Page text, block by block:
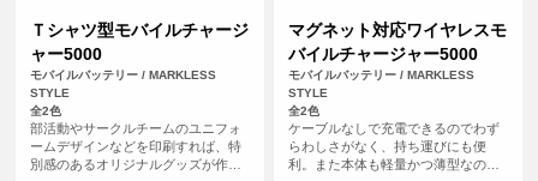
Ｔシャツ型モバイルチャージ
ャー5000
モバイルバッテリー / MARKLESS
STYLE
全2色
部活動やサークルチームのユニフォ
ームデザインなどを印刷すれば、特
別感のあるオリジナルグッズが作れ
マグネット対応ワイヤレスモ
バイルチャージャー5000
モバイルバッテリー / MARKLESS
STYLE
全2色
ケーブルなしで充電できるのでわず
らわしさがなく、持ち運びにも便
利。また本体も軽量かつ薄型なの